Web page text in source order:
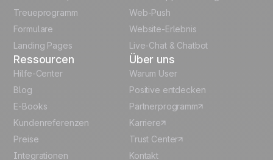
Español
Treueprogramm
Formulare
Landing Pages
Web-Push
Website-Erlebnis
Live-Chat & Chatbot
Ressourcen
Hilfe-Center
Blog
E-Books
Kundenreferenzen
Preise
Integrationen
Über uns
Warum User
Positive entdecken
Partnerprogramm
Karriere
Trust Center
Kontakt